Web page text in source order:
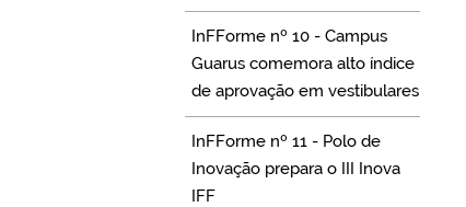
InFForme nº 10 - Campus
Guarus comemora alto índice
de aprovação em vestibulares
InFForme nº 11 - Polo de
Inovação prepara o III Inova
IFF